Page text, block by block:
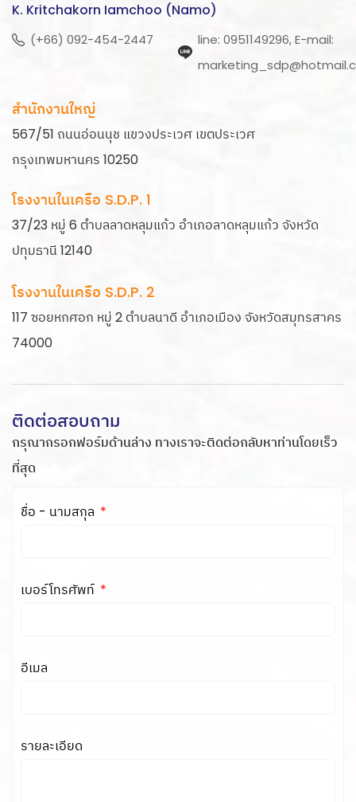
K. Kritchakorn Iamchoo (Namo)
(+66) 092-454-2447
line: 0951149296, E-mail:
สำนักงานใหญ่
567/51 ถนนอ่อนนุช แขวงประเวศ เขตประเวศ
กรุงเทพมหานคร 10250
โรงงานในเครือ S.D.P. 1
37/23 หมู่ 6 ตำบลลาดหลุมแก้ว อำเภอลาดหลุมแก้ว จังหวัด
ปทุมธานี 12140
โรงงานในเครือ S.D.P. 2
117 ซอยหกศอก หมู่ 2 ตำบลนาดี อำเภอเมือง จังหวัดสมุทรสาคร
74000
ติดต่อสอบถาม
กรุณากรอกฟอร์มด้านล่าง ทางเราจะติดต่อกลับหาท่านโดยเร็ว
ที่สุด
ชื่อ - นามสกุล
เบอร์โทรศัพท์
อีเมล
รายละเอียด